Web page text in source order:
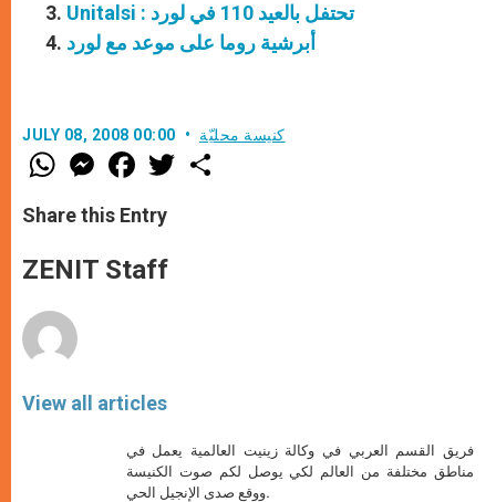
Unitalsi : تحتفل بالعيد 110 في لورد
أبرشية روما على موعد مع لورد
JULY 08, 2008 00:00 كنيسة محليّة
W
h
t
s
p
p
M
e
s
e
g
e
F
a
e
b
o
k
w
Share this Entry
ZENIT Staff
View all articles
فريق القسم العربي في وكالة زينيت العالمية يعمل في
مناطق مختلفة من العالم لكي يوصل لكم صوت الكنيسة
ووقع صدى الإنجيل الحي.